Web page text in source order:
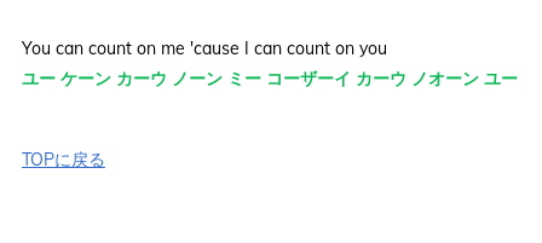
You can count on me 'cause I can count on you
ユー ケーン カーウ ノーン ミー コーザーイ カーウ ノオーン ユー
TOPに戻る